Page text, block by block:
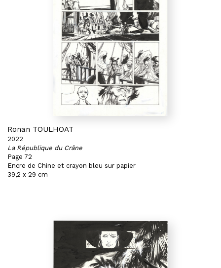
Ronan TOULHOAT
2022
La République du Crâne
Page 72
Encre de Chine et crayon bleu sur papier
39,2 x 29 cm